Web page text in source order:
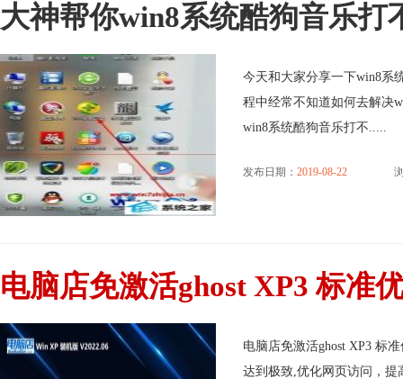
大神帮你win8系统酷狗音乐打
今天和大家分享一下win8系
程中经常不知道如何去解决
win8系统酷狗音乐打不.....
发布日期： 2019-08-22
电脑店免激活ghost XP3 标准
电脑店免激活ghost XP3 标
达到极致,优化网页访问，